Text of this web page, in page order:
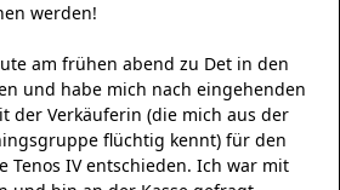
werden!
am frühen abend zu Det in den
und habe mich nach eingehenden
der Verkäuferin (die mich aus der
flüchtig kennt) für den
Tenos IV entschieden. Ich war mit